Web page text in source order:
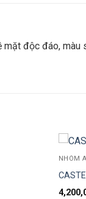
độc đáo,
NHÓM A